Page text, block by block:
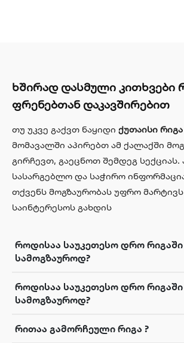
ხშირად დასმული კითხვები
ფრენებთან დაკავშირებით
თუ უკვე გაქვთ ნაყიდი ქუთაისი
მომავალში აპირებთ ამ ქალაქში
გირჩევთ, გაეცნოთ შემდეგ სექციას.
სასარგებლო და საჭირო
თქვენს მოგზაურობას უფრო
საინტერესოს გახდის
როდისაა საუკეთესო დრო რიგაში
სამოგზაუროდ?
როდისაა საუკეთესო დრო
სამოგზაუროდ?
რითაა გამორჩეული რიგა ?